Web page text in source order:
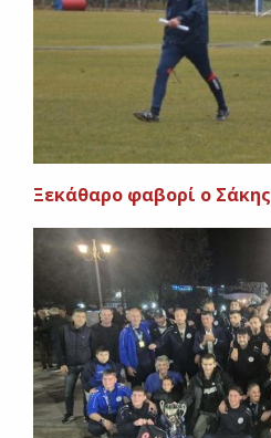
Ξεκάθαρο φαβορί ο Σάκης